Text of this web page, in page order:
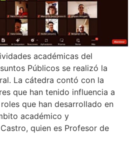
académicas del
Públicos se realizó la
La cátedra contó con la
que han tenido influencia a
que han desarrollado en
académico y
quien es Profesor de